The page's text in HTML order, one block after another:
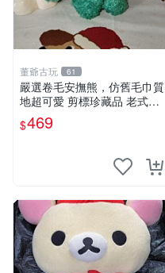
董爺古玩 61
嚴選卷毛安撫熊，仿舊毛巾質
地超可愛 剪標珍藏品 老式毛
巾質地 安撫熊 款式
$469